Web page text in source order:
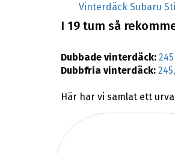
Vinterdäck Subaru
I 19 tum så
Dubbade vinterdäck:
Dubbfria vinterdäck:
Här har vi samlat ett